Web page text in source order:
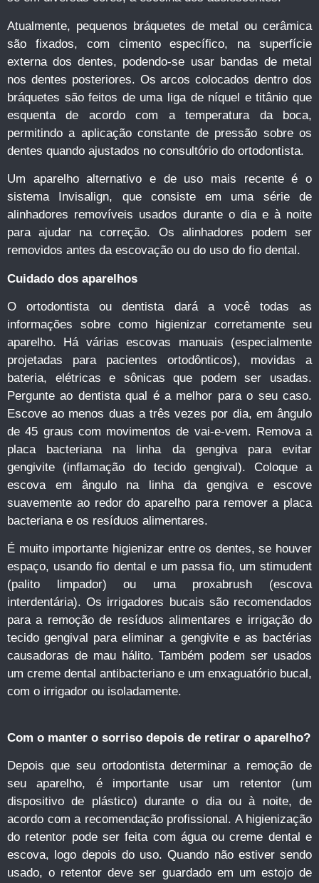
Atualmente, pequenos bráquetes de metal ou cerâmica
são fixados, com cimento específico, na superfície
externa dos dentes, podendo-se usar bandas de metal
nos dentes posteriores. Os arcos colocados dentro dos
bráquetes são feitos de uma liga de níquel e titânio que
esquenta de acordo com a temperatura da boca,
permitindo a aplicação constante de pressão sobre os
dentes quando ajustados no consultório do ortodontista.
Um aparelho alternativo e de uso mais recente é o
sistema Invisalign, que consiste em uma série de
alinhadores removíveis usados durante o dia e à noite
para ajudar na correção. Os alinhadores podem ser
removidos antes da escovação ou do uso do fio dental.
Cuidado dos aparelhos
O ortodontista ou dentista dará a você todas as
informações sobre como higienizar corretamente seu
aparelho. Há várias escovas manuais (especialmente
projetadas para pacientes ortodônticos), movidas a
bateria, elétricas e sônicas que podem ser usadas.
Pergunte ao dentista qual é a melhor para o seu caso.
Escove ao menos duas a três vezes por dia, em ângulo
de 45 graus com movimentos de vai-e-vem. Remova a
placa bacteriana na linha da gengiva para evitar
gengivite (inflamação do tecido gengival). Coloque a
escova em ângulo na linha da gengiva e escove
suavemente ao redor do aparelho para remover a placa
bacteriana e os resíduos alimentares.
É muito importante higienizar entre os dentes, se houver
espaço, usando fio dental e um passa fio, um stimudent
(palito limpador) ou uma proxabrush (escova
interdentária). Os irrigadores bucais são recomendados
para a remoção de resíduos alimentares e irrigação do
tecido gengival para eliminar a gengivite e as bactérias
causadoras de mau hálito. Também podem ser usados
um creme dental antibacteriano e um enxaguatório bucal,
com o irrigador ou isoladamente.
Com o manter o sorriso depois de retirar o aparelho?
Depois que seu ortodontista determinar a remoção de
seu aparelho, é importante usar um retentor (um
dispositivo de plástico) durante o dia ou à noite, de
acordo com a recomendação profissional. A higienização
do retentor pode ser feita com água ou creme dental e
escova, logo depois do uso. Quando não estiver sendo
usado, o retentor deve ser guardado em um estojo de